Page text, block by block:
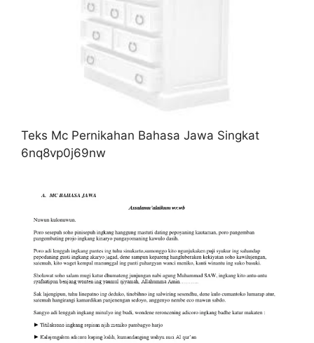
Teks Mc Pernikahan Bahasa Jawa Singkat
6nq8vp0j69nw